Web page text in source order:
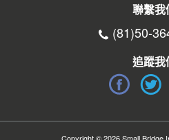
聯繫我
(81)50-
追蹤我
Copyright © 2026 Small Bridge